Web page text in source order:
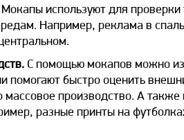
Мокапы используют для проверки
Например, реклама в
С помощью мокапов можно
помогают быстро оценить
массовое производство. А
разные принты на